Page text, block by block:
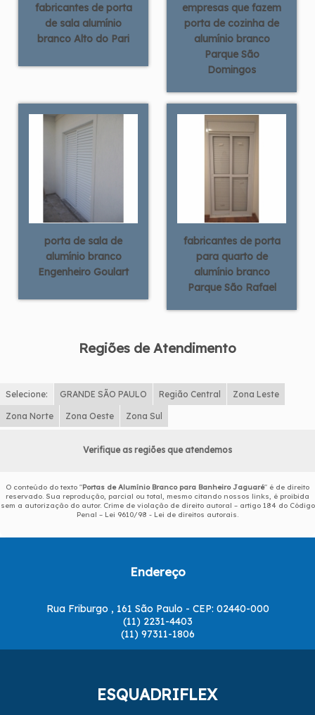
fabricantes de porta
de sala alumínio
branco Alto do Pari
empresas que fazem
porta de cozinha de
alumínio branco
Parque São
Domingos
porta de sala de
alumínio branco
Engenheiro Goulart
fabricantes de porta
para quarto de
alumínio branco
Parque São Rafael
Regiões de Atendimento
Selecione: GRANDE SÃO PAULO Região Central Zona Leste
Zona Norte Zona Oeste Zona Sul
Verifique as regiões que atendemos
O conteúdo do texto "Portas de Alumínio Branco para Banheiro Jaguaré" é de direito
reservado. Sua reprodução, parcial ou total, mesmo citando nossos links, é proibida
sem a autorização do autor. Crime de violação de direito autoral – artigo 184 do Código
Penal – Lei 9610/98 - Lei de direitos autorais
Endereço
Rua Friburgo , 161 São Paulo - CEP: 02440-000
(11) 2231-4403
(11) 97311-1806
ESQUADRIFLEX